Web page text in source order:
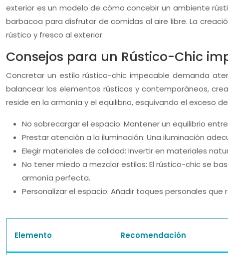
exterior es un modelo de cómo concebir un ambiente
barbacoa para disfrutar de comidas al aire libre. La
rústico y fresco al exterior.
Consejos para un Rústico-Chic
Concretar un estilo rústico-chic impecable demanda
balancear los elementos rústicos y contemporáneos,
reside en la armonía y el equilibrio, esquivando el exceso
No sobrecargar el espacio: Mantener un equilibrio
Prestar atención a la iluminación: Una iluminación
Elegir materiales de calidad: Invertir en materiales
No tener miedo a mezclar estilos: El rústico-chic se
armonía perfecta.
Personalizar el espacio: Añadir toques personales
Elemento Recomendación